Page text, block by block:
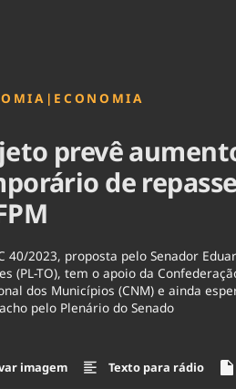
| ECONOMIA
prevê
de
40/2023, proposta pelo Senador
(PL-TO), tem o apoio da
dos Municípios (CNM) e ainda
pelo Plenário do Senado
imagem Texto para rádio